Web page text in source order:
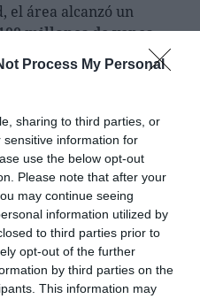
Process My Personal
sharing to third parties, or
information for
use the below opt-out
Please note that after your
may continue seeing
information utilized by
to third parties prior to
opt-out of the further
by third parties on the
This information may
el área alcanzó un
millones de yenes
lo que supone un
respecto al ejercicio